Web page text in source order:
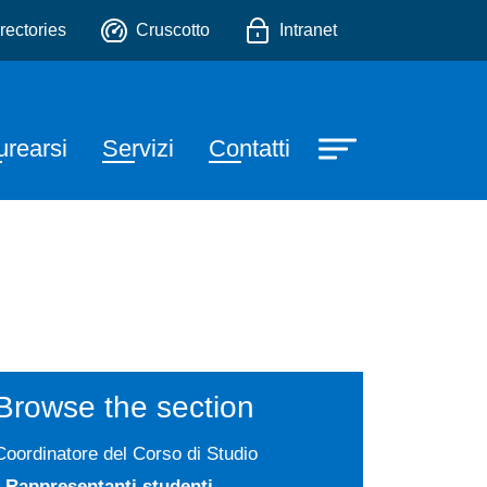
Umana
Cruscotto Intranet
Servizi Contatti
the section
del Corso di Studio